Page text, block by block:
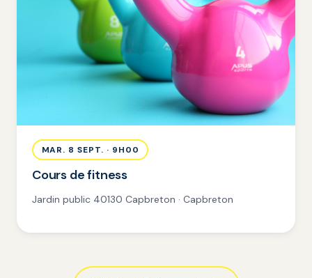
MAR. 8 SEPT. · 9H00
Cours de fitness
Jardin public 40130 Capbreton · Capbreton